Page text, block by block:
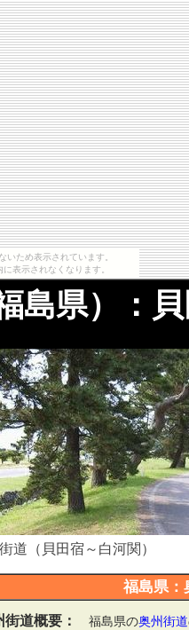
いため表示されています。
表示されなくなります。
島県）：
道（貝田宿～白河関）
福島県：
街道概要： 福島県の奥州街道